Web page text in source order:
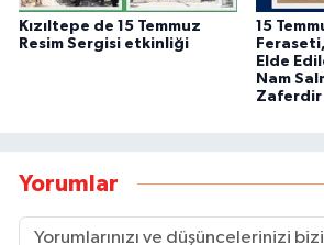
Kızıltepe de 15 Temmuz
Resim Sergisi etkinliği
15
Elde
Nam
Zaferdir
Yorumlar